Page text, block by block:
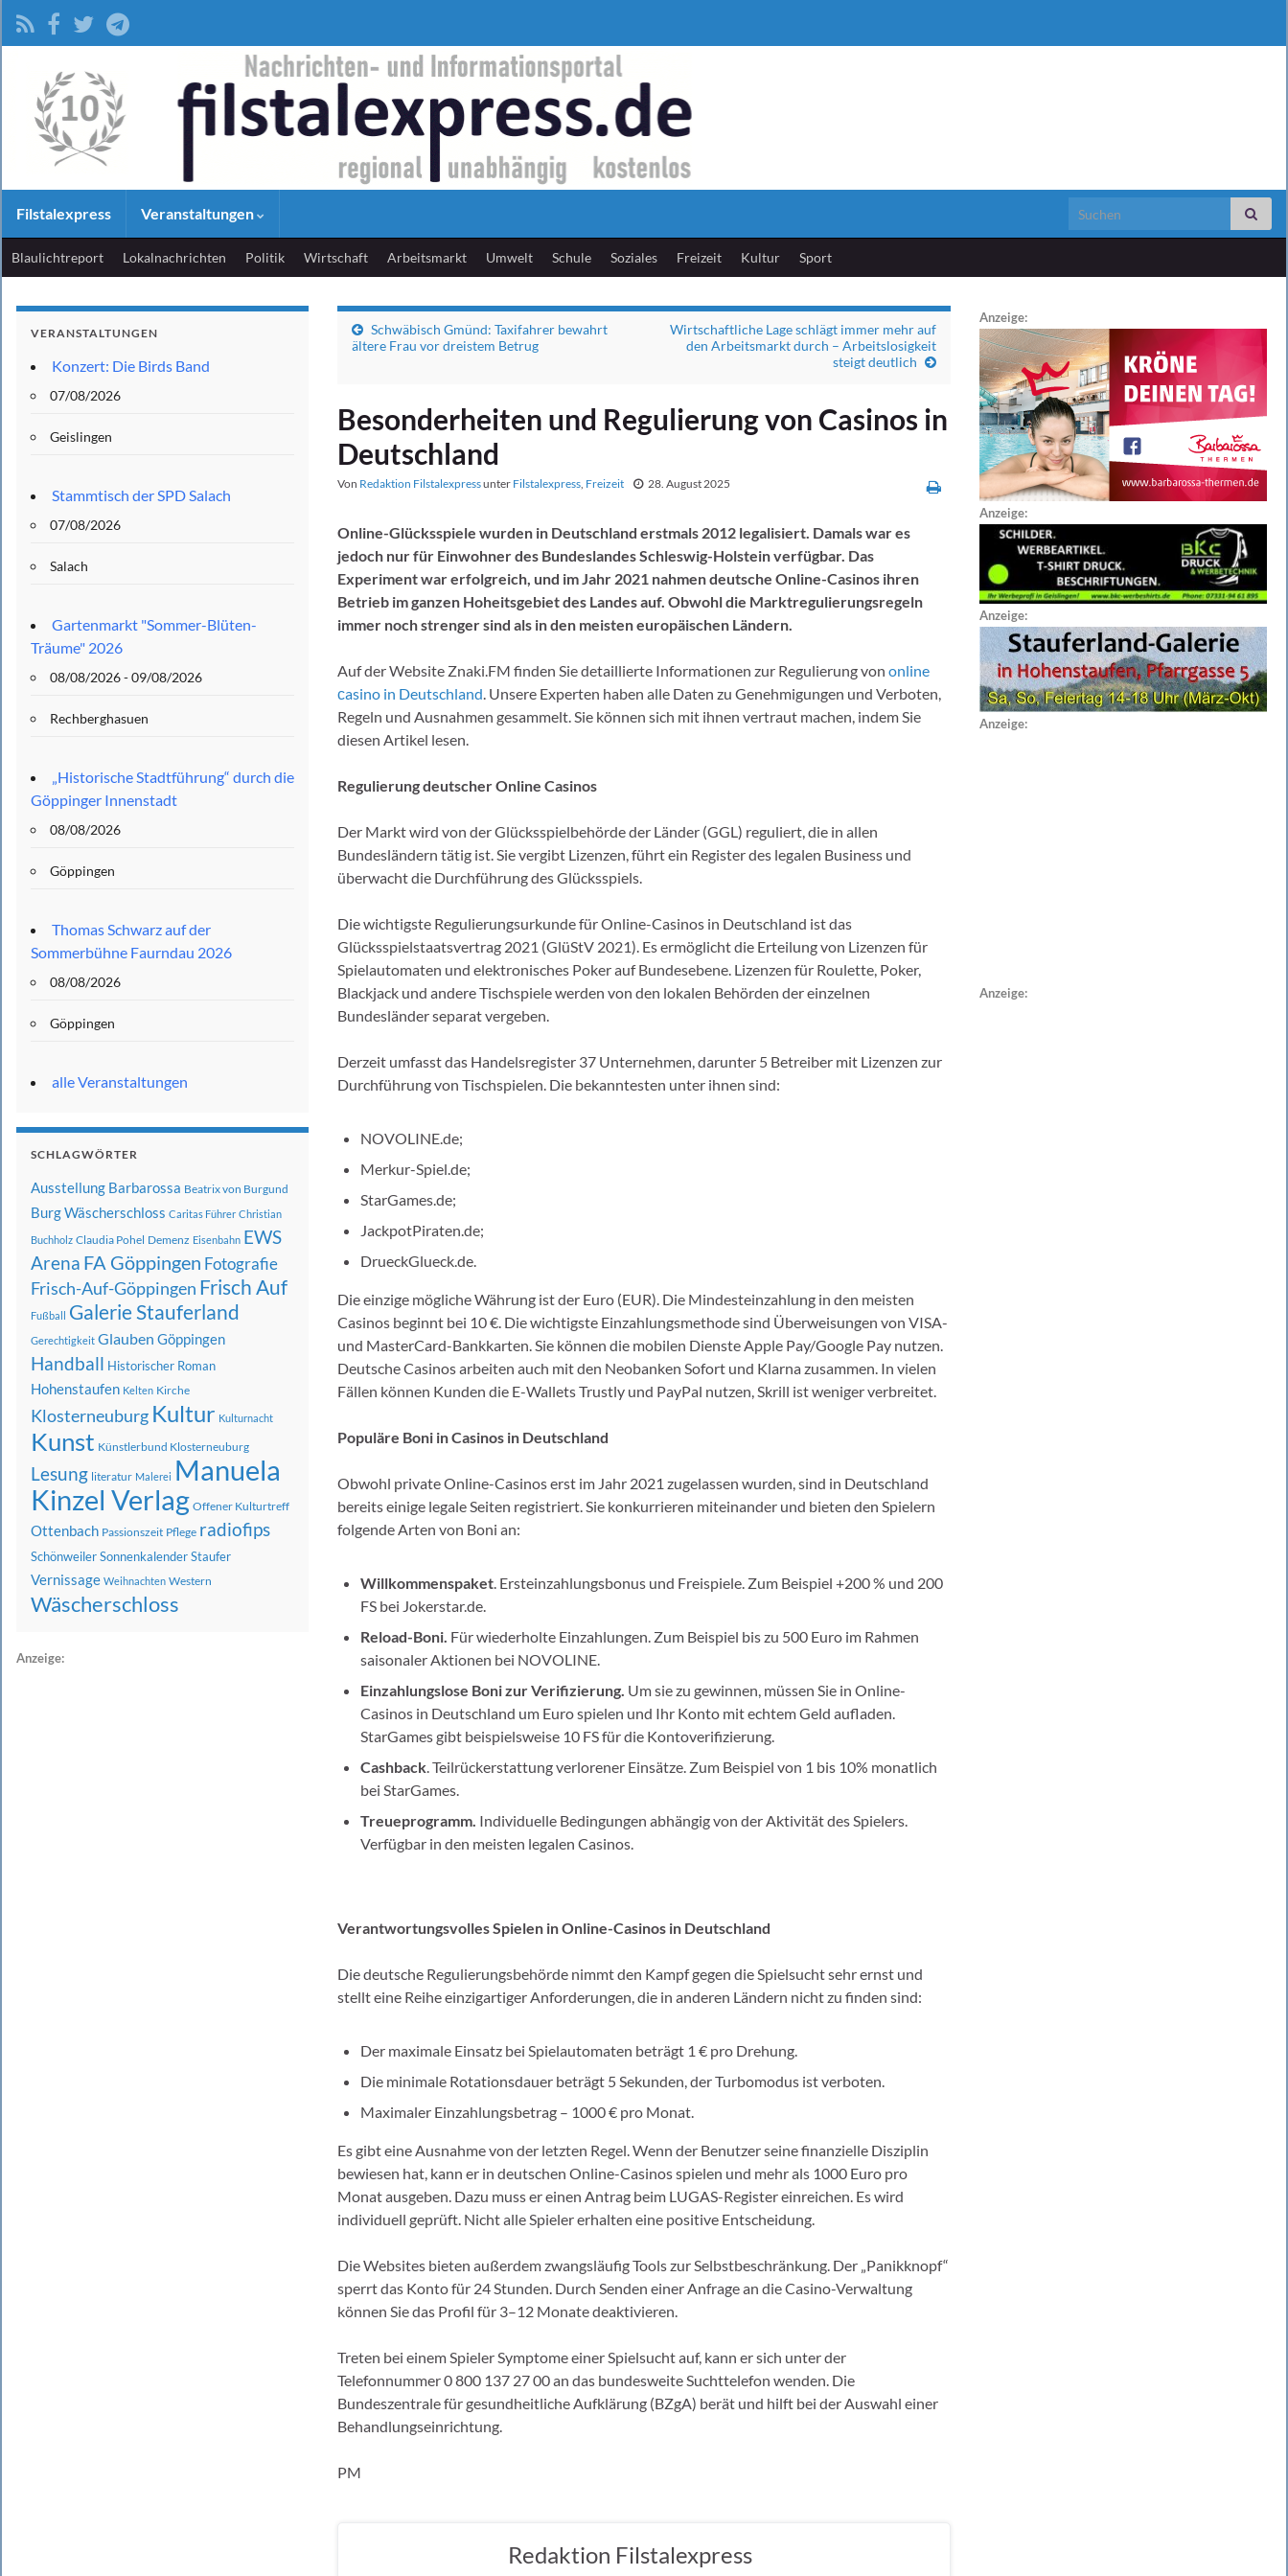
Filstalexpress Veranstaltungen Search for:
Blaulichtreport Lokalnachrichten Politik Wirtschaft Arbeitsmarkt Umwelt Schule Soziales Freizeit Kultur Sport
Schwäbisch Gmünd: Taxifahrer bewahrt
ältere Frau vor dreistem Betrug
Wirtschaftliche Lage schlägt immer mehr auf
den Arbeitsmarkt durch – Arbeitslosigkeit
steigt deutlich
Besonderheiten und Regulierung von Casinos in
Deutschland
Von Redaktion Filstalexpressunter Filstalexpress, Freizeit 28. August 2025
Online-Glücksspiele wurden in Deutschland erstmals 2012 legalisiert. Damals war es
jedoch nur für Einwohner des Bundeslandes Schleswig-Holstein verfügbar. Das
Experiment war erfolgreich, und im Jahr 2021 nahmen deutsche Online-Casinos ihren
Betrieb im ganzen Hoheitsgebiet des Landes auf. Obwohl die Marktregulierungsregeln
immer noch strenger sind als in den meisten europäischen Ländern.
Auf der Website Znaki.FM finden Sie detaillierte Informationen zur Regulierung von online
сasino in Deutschland. Unsere Experten haben alle Daten zu Genehmigungen und Verboten,
Regeln und Ausnahmen gesammelt. Sie können sich mit ihnen vertraut machen, indem Sie
diesen Artikel lesen.
Regulierung deutscher Online Casinos
Der Markt wird von der Glücksspielbehörde der Länder (GGL) reguliert, die in allen
Bundesländern tätig ist. Sie vergibt Lizenzen, führt ein Register des legalen Business und
überwacht die Durchführung des Glücksspiels.
Die wichtigste Regulierungsurkunde für Online-Casinos in Deutschland ist das
Glücksspielstaatsvertrag 2021 (GlüStV 2021). Es ermöglicht die Erteilung von Lizenzen für
Spielautomaten und elektronisches Poker auf Bundesebene. Lizenzen für Roulette, Poker,
Blackjack und andere Tischspiele werden von den lokalen Behörden der einzelnen
Bundesländer separat vergeben.
Derzeit umfasst das Handelsregister 37 Unternehmen, darunter 5 Betreiber mit Lizenzen zur
Durchführung von Tischspielen. Die bekanntesten unter ihnen sind:
NOVOLINE.de;
Merkur-Spiel.de;
StarGames.de;
JackpotPiraten.de;
DrueckGlueck.de.
Die einzige mögliche Währung ist der Euro (EUR). Die Mindesteinzahlung in den meisten
Casinos beginnt bei 10 €. Die wichtigste Einzahlungsmethode sind Überweisungen von VISA-
und MasterCard-Bankkarten. Sie können die mobilen Dienste Apple Pay/Google Pay nutzen.
Deutsche Casinos arbeiten auch mit den Neobanken Sofort und Klarna zusammen. In vielen
Fällen können Kunden die E-Wallets Trustly und PayPal nutzen, Skrill ist weniger verbreitet.
Populäre Boni in Casinos in Deutschland
Obwohl private Online-Casinos erst im Jahr 2021 zugelassen wurden, sind in Deutschland
bereits einige legale Seiten registriert. Sie konkurrieren miteinander und bieten den Spielern
folgende Arten von Boni an:
Willkommenspaket. Ersteinzahlungsbonus und Freispiele. Zum Beispiel +200 % und 200
FS bei Jokerstar.de.
Reload-Boni. Für wiederholte Einzahlungen. Zum Beispiel bis zu 500 Euro im Rahmen
saisonaler Aktionen bei NOVOLINE.
Einzahlungslose Boni zur Verifizierung. Um sie zu gewinnen, müssen Sie in Online-
Casinos in Deutschland um Euro spielen und Ihr Konto mit echtem Geld aufladen.
StarGames gibt beispielsweise 10 FS für die Kontoverifizierung.
Cashback. Teilrückerstattung verlorener Einsätze. Zum Beispiel von 1 bis 10% monatlich
bei StarGames.
Treueprogramm. Individuelle Bedingungen abhängig von der Aktivität des Spielers.
Verfügbar in den meisten legalen Casinos.
Verantwortungsvolles Spielen in Online-Casinos in Deutschland
Die deutsche Regulierungsbehörde nimmt den Kampf gegen die Spielsucht sehr ernst und
stellt eine Reihe einzigartiger Anforderungen, die in anderen Ländern nicht zu finden sind:
Der maximale Einsatz bei Spielautomaten beträgt 1 € pro Drehung.
Die minimale Rotationsdauer beträgt 5 Sekunden, der Turbomodus ist verboten.
Maximaler Einzahlungsbetrag – 1000 € pro Monat.
Es gibt eine Ausnahme von der letzten Regel. Wenn der Benutzer seine finanzielle Disziplin
bewiesen hat, kann er in deutschen Online-Casinos spielen und mehr als 1000 Euro pro
Monat ausgeben. Dazu muss er einen Antrag beim LUGAS-Register einreichen. Es wird
individuell geprüft. Nicht alle Spieler erhalten eine positive Entscheidung.
Die Websites bieten außerdem zwangsläufig Tools zur Selbstbeschränkung. Der „Panikknopf“
sperrt das Konto für 24 Stunden. Durch Senden einer Anfrage an die Casino-Verwaltung
können Sie das Profil für 3–12 Monate deaktivieren.
Treten bei einem Spieler Symptome einer Spielsucht auf, kann er sich unter der
Telefonnummer 0 800 137 27 00 an das bundesweite Suchttelefon wenden. Die
Bundeszentrale für gesundheitliche Aufklärung (BZgA) berät und hilft bei der Auswahl einer
Behandlungseinrichtung.
PM
Redaktion Filstalexpress
VERANSTALTUNGEN
Konzert: Die Birds Band
07/08/2026
Geislingen
Stammtisch der SPD Salach
07/08/2026
Salach
Gartenmarkt "Sommer-Blüten-
Träume" 2026
08/08/2026 - 09/08/2026
Rechberghasuen
„Historische Stadtführung“ durch die
Göppinger Innenstadt
08/08/2026
Göppingen
Thomas Schwarz auf der
Sommerbühne Faurndau 2026
08/08/2026
Göppingen
alle Veranstaltungen
SCHLAGWÖRTER
Ausstellung Barbarossa Beatrix von Burgund
Burg Wäscherschloss Caritas Führer Christian
Buchholz Claudia Pohel Demenz Eisenbahn EWS
Arena FA Göppingen Fotografie
Frisch-Auf-Göppingen Frisch Auf
Fußball Galerie Stauferland
Gerechtigkeit Glauben Göppingen
Handball Historischer Roman
Hohenstaufen Kelten Kirche
Klosterneuburg Kultur Kulturnacht
Kunst Künstlerbund Klosterneuburg
Lesung literatur Malerei Manuela
Kinzel Verlag Offener Kulturtreff
Ottenbach Passionszeit Pflege radiofips
SchönweilerSonnenkalenderStaufer
Vernissage Weihnachten Western
Wäscherschloss
Anzeige:
Anzeige:
Anzeige:
Anzeige:
Anzeige:
Anzeige: